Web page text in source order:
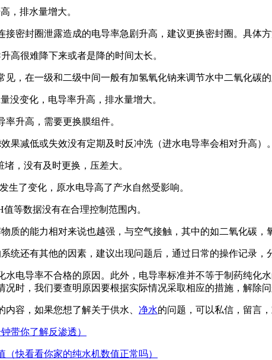
，排水量增大。
接密封圈泄露造成的电导率急剧升高，建议更换密封圈。具体
高很难降下来或者是降的时间太长。
见，在一级和二级中间一般有加氢氧化钠来调节水中二氧化碳
没变化，电导率升高，排水量增大。
升高，需要更换膜组件。
果减低或失效没有定期及时反冲洗（进水电导率会相对升高）。
，没有及时更换，压差大。
生了变化，原水电导高了产水自然受影响。
等数据没有在合理控制范围内。
质的能力相对来说也越强，与空气接触，其中的如二氧化碳，
统还有其他的因素，建议出现问题后，通过日常的操作记录，
水电导率不合格的原因。此外，电导率标准并不等于制药纯化
况时，我们要查明原因要根据实际情况采取相应的措施，解除
容，如果您想了解关于供水、 净水的问题，可以私信，留言
带你了解反渗透）
（快看看你家的纯水机数值正常吗）